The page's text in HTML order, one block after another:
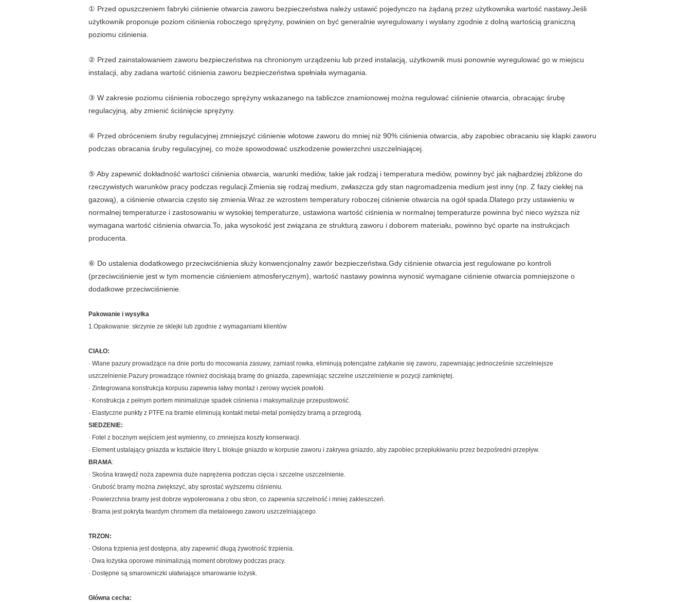
① Przed opuszczeniem fabryki ciśnienie otwarcia zaworu bezpieczeństwa należy ustawić pojedynczo na żądaną przez użytkownika wartość nastawy.Jeśli
użytkownik proponuje poziom ciśnienia roboczego sprężyny, powinien on być generalnie wyregulowany i wysłany zgodnie z dolną wartością graniczną
poziomu ciśnienia.
② Przed zainstalowaniem zaworu bezpieczeństwa na chronionym urządzeniu lub przed instalacją, użytkownik musi ponownie wyregulować go w miejscu
instalacji, aby zadana wartość ciśnienia zaworu bezpieczeństwa spełniała wymagania.
③ W zakresie poziomu ciśnienia roboczego sprężyny wskazanego na tabliczce znamionowej można regulować ciśnienie otwarcia, obracając śrubę
regulacyjną, aby zmienić ściśnięcie sprężyny.
④ Przed obróceniem śruby regulacyjnej zmniejszyć ciśnienie wlotowe zaworu do mniej niż 90% ciśnienia otwarcia, aby zapobiec obracaniu się klapki zaworu
podczas obracania śruby regulacyjnej, co może spowodować uszkodzenie powierzchni uszczelniającej.
⑤ Aby zapewnić dokładność wartości ciśnienia otwarcia, warunki mediów, takie jak rodzaj i temperatura mediów, powinny być jak najbardziej zbliżone do
rzeczywistych warunków pracy podczas regulacji.Zmienia się rodzaj medium, zwłaszcza gdy stan nagromadzenia medium jest inny (np. Z fazy ciekłej na
gazową), a ciśnienie otwarcia często się zmienia.Wraz ze wzrostem temperatury roboczej ciśnienie otwarcia na ogół spada.Dlatego przy ustawieniu w
normalnej temperaturze i zastosowaniu w wysokiej temperaturze, ustawiona wartość ciśnienia w normalnej temperaturze powinna być nieco wyższa niż
wymagana wartość ciśnienia otwarcia.To, jaka wysokość jest związana ze strukturą zaworu i doborem materiału, powinno być oparte na instrukcjach
producenta.
⑥ Do ustalenia dodatkowego przeciwciśnienia służy konwencjonalny zawór bezpieczeństwa.Gdy ciśnienie otwarcia jest regulowane po kontroli
(przeciwciśnienie jest w tym momencie ciśnieniem atmosferycznym), wartość nastawy powinna wynosić wymagane ciśnienie otwarcia pomniejszone o
dodatkowe przeciwciśnienie.
Pakowanie i wysyłka
1.Opakowanie: skrzynie ze sklejki lub zgodnie z wymaganiami klientów
CIAŁO:
· Wlane pazury prowadzące na dnie portu do mocowania zasuwy, zamiast rowka, eliminują potencjalne zatykanie się zaworu, zapewniając jednocześnie szczelniejsze
uszczelnienie.Pazury prowadzące również dociskają bramę do gniazda, zapewniając szczelne uszczelnienie w pozycji zamkniętej.
· Zintegrowana konstrukcja korpusu zapewnia łatwy montaż i zerowy wyciek powłoki.
· Konstrukcja z pełnym portem minimalizuje spadek ciśnienia i maksymalizuje przepustowość.
· Elastyczne punkty z PTFE na bramie eliminują kontakt metal-metal pomiędzy bramą a przegrodą.
SIEDZENIE:
· Fotel z bocznym wejściem jest wymienny, co zmniejsza koszty konserwacji.
· Element ustalający gniazda w kształcie litery L blokuje gniazdo w korpusie zaworu i zakrywa gniazdo, aby zapobiec przepłukiwaniu przez bezpośredni przepływ.
BRAMA:
· Skośna krawędź noża zapewnia duże naprężenia podczas cięcia i szczelne uszczelnienie.
· Grubość bramy można zwiększyć, aby sprostać wyższemu ciśnieniu.
· Powierzchnia bramy jest dobrze wypolerowana z obu stron, co zapewnia szczelność i mniej zakleszczeń.
· Brama jest pokryta twardym chromem dla metalowego zaworu uszczelniającego.
TRZON:
· Osłona trzpienia jest dostępna, aby zapewnić długą żywotność trzpienia.
· Dwa łożyska oporowe minimalizują moment obrotowy podczas pracy.
· Dostępne są smarowniczki ułatwiające smarowanie łożysk.
Główna cecha: